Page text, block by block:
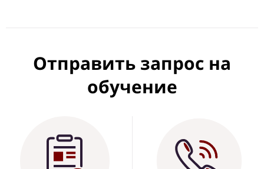
Отправить запрос на
обучение